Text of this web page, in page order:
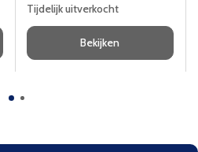
Tijdelijk uitverkocht
Bekijken